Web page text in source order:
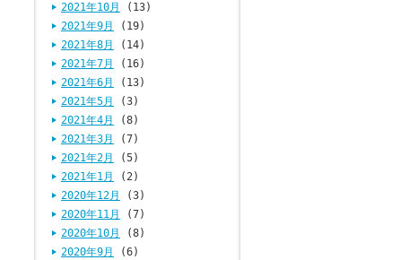
2021年10月
(13)
2021年9月
(19)
2021年8月
(14)
2021年7月
(16)
2021年6月
(13)
2021年5月
(3)
2021年4月
(8)
2021年3月
(7)
2021年2月
(5)
2021年1月
(2)
2020年12月
(3)
2020年11月
(7)
2020年10月
(8)
2020年9月
(6)